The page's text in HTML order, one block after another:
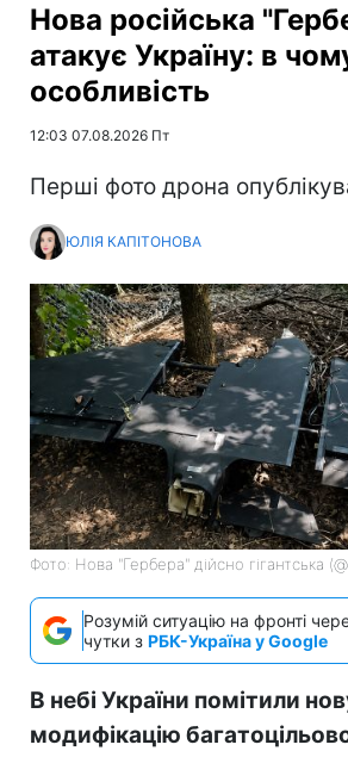
Нова російська
атакує Україну: в
особливість
12:03 07.08.2026 Пт
Перші фото дрона
ЮЛІЯ КАПІТОНОВА
Фото: Нова "Гербера" дійсно гігантська
Розумій ситуацію на фронті
чутки з РБК-Україна у Google
В небі України помітили
модифікацію